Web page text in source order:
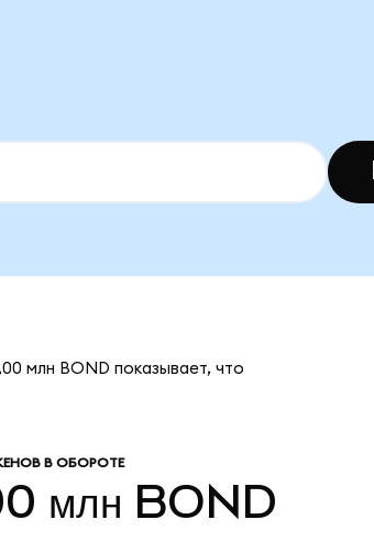
млн BOND показывает, что
В ОБОРОТЕ
млн BOND